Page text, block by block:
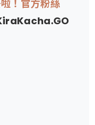
！官方粉絲